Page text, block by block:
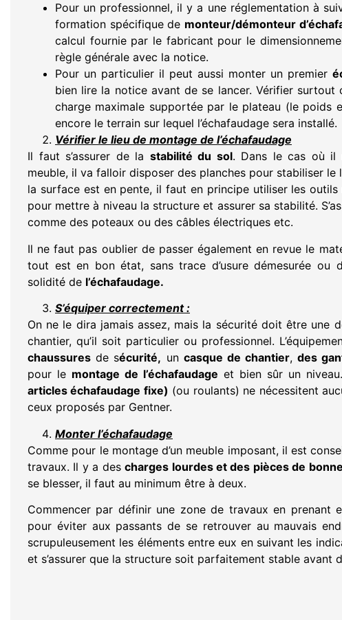
Pour un professionnel, il y a une réglementation à
formation spécifique de monteur/démonteur
calcul fournie par le fabricant pour le
règle générale avec la notice.
Pour un particulier il peut aussi monter un premier
bien lire la notice avant de se lancer. Vérifier
charge maximale supportée par le plateau (le poids
encore le terrain sur lequel l’échafaudage sera installé.
Vérifier le lieu de montage de l’échafaudage
Il faut s’assurer de la stabilité du sol. Dans le cas où il
meuble, il va falloir disposer des planches pour stabiliser le
la surface est en pente, il faut en principe utiliser les
pour mettre à niveau la structure et assurer sa stabilité.
comme des poteaux ou des câbles électriques etc.
Il ne faut pas oublier de passer également en revue le
tout est en bon état, sans trace d’usure démesurée
solidité de l’échafaudage.
S’équiper correctement :
On ne le dira jamais assez, mais la sécurité doit être une
chantier, qu’il soit particulier ou professionnel.
chaussures de sécurité, un casque de chantier,des
pour le montage de l’échafaudage et bien sûr un
articles échafaudage fixe) (ou roulants) ne nécessitent
ceux proposés par Gentner.
Monter l’échafaudage
Comme pour le montage d’un meuble imposant, il est
travaux. Il y a descharges lourdes et des pièces de
se blesser, il faut au minimum être à deux.
Commencer par définir une zone de travaux en prenant
pour éviter aux passants de se retrouver au mauvais
scrupuleusement les éléments entre eux en suivant les
et s’assurer que la structure soit parfaitement stable avant